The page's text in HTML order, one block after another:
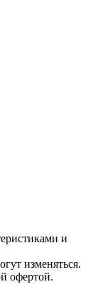
и
изменяться.
офертой.